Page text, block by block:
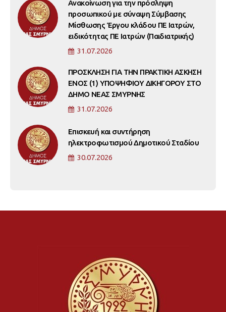
Ανακοίνωση για την πρόσληψη
προσωπικού με σύναψη Σύμβασης
Μίσθωσης Έργου κλάδου ΠΕ Ιατρών,
ειδικότητας ΠΕ Ιατρών (Παιδιατρικής)
31.07.2026
ΠΡΟΣΚΛΗΣΗ ΓΙΑ ΤΗΝ ΠΡΑΚΤΙΚΗ ΑΣΚΗΣΗ
ΕΝΟΣ (1) ΥΠΟΨΗΦΙΟΥ ΔΙΚΗΓΟΡΟΥ ΣΤΟ
ΔΗΜΟ ΝΕΑΣ ΣΜΥΡΝΗΣ
31.07.2026
Επισκευή και συντήρηση
ηλεκτροφωτισμού Δημοτικού Σταδίου
30.07.2026